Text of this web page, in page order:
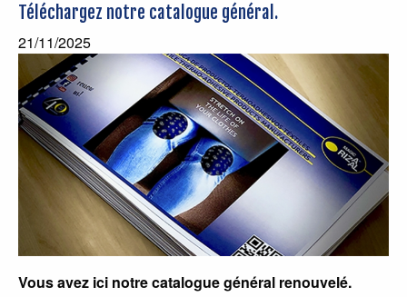
Téléchargez notre catalogue général.
21/11/2025
Vous avez ici notre catalogue général renouvelé.